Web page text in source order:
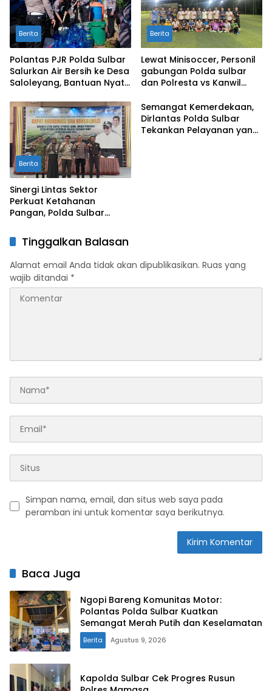
Berita
Polantas PJR Polda Sulbar
Salurkan Air Bersih ke Desa
Saloleyang, Bantuan Nyata
Berita
Lewat Minisoccer, Personil
gabungan Polda sulbar
dan Polresta vs Kanwil
Ikatan Persaudaraan
Berita
Sinergi Lintas Sektor
Perkuat Ketahanan
Pangan, Polda Sulbar
Sawah dan Mitigasi
Kekeringan
Semangat Kemerdekaan,
Dirlantas Polda Sulbar
Tekankan Pelayanan yang
Tinggalkan Balasan
Alamat email Anda tidak akan dipublikasikan. Ruas yang
wajib ditandai *
Simpan nama, email, dan situs web saya pada
peramban ini untuk komentar saya berikutnya.
Baca Juga
Ngopi Bareng Komunitas Motor:
Polantas Polda Sulbar Kuatkan
Semangat Merah Putih dan Keselamatan
Berita Agustus 9, 2026
Kapolda Sulbar Cek Progres Rusun